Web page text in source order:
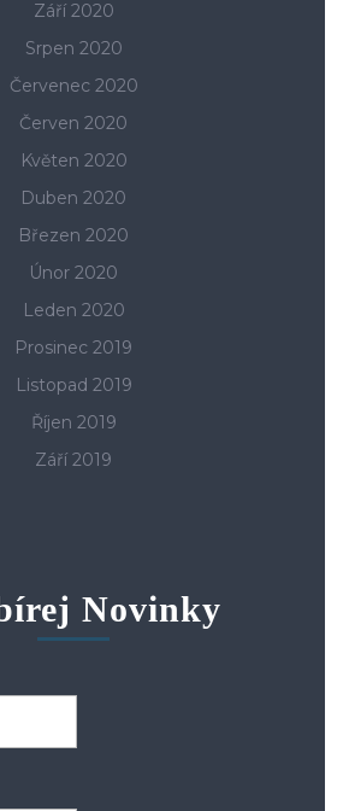
Září 2020
Srpen 2020
Červenec 2020
Červen 2020
Květen 2020
Duben 2020
Březen 2020
Únor 2020
Leden 2020
Prosinec 2019
Listopad 2019
Říjen 2019
Září 2019
Novinky